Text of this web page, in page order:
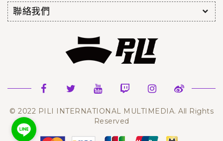
聯絡我們
© 2022 PILI INTERNATIONAL MULTIMEDIA. All Rights
Reserved